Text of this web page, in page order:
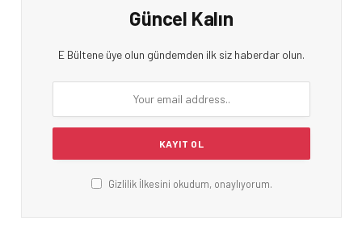
Güncel Kalın
E Bültene üye olun gündemden ilk siz haberdar olun.
Gizlilik İlkesini okudum, onaylıyorum.